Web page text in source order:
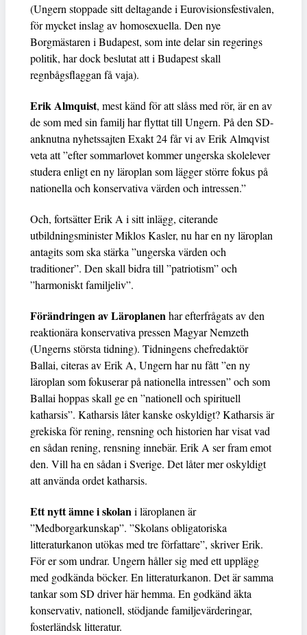
(Ungern stoppade sitt deltagande i Eurovisionsfestivalen,
för mycket inslag av homosexuella. Den nye
Borgmästaren i Budapest, som inte delar sin regerings
politik, har dock beslutat att i Budapest skall
regnbågsflaggan få vaja).
Erik Almquist, mest känd för att slåss med rör, är en av
de som med sin familj har flyttat till Ungern. På den SD-
anknutna nyhetssajten Exakt 24 får vi av Erik Almqvist
veta att ”efter sommarlovet kommer ungerska skolelever
studera enligt en ny läroplan som lägger större fokus på
nationella och konservativa värden och intressen.”
Och, fortsätter Erik A i sitt inlägg, citerande
utbildningsminister Miklos Kasler, nu har en ny läroplan
antagits som ska stärka ”ungerska värden och
traditioner”. Den skall bidra till ”patriotism” och
”harmoniskt familjeliv”.
Förändringen av Läroplanenhar efterfrågats av den
reaktionära konservativa pressen Magyar Nemzeth
(Ungerns största tidning). Tidningens chefredaktör
Ballai, citeras av Erik A, Ungern har nu fått ”en ny
läroplan som fokuserar på nationella intressen” och som
Ballai hoppas skall ge en ”nationell och spirituell
katharsis”. Katharsis låter kanske oskyldigt? Katharsis är
grekiska för rening, rensning och historien har visat vad
en sådan rening, rensning innebär. Erik A ser fram emot
den. Vill ha en sådan i Sverige. Det låter mer oskyldigt
att använda ordet katharsis.
Ett nytt ämne i skolani läroplanen är
”Medborgarkunskap”. ”Skolans obligatoriska
litteraturkanon utökas med tre författare”, skriver Erik.
För er som undrar. Ungern håller sig med ett upplägg
med godkända böcker. En litteraturkanon. Det är samma
tankar som SD driver här hemma. En godkänd äkta
konservativ, nationell, stödjande familjevärderingar,
fosterländsk litteratur.